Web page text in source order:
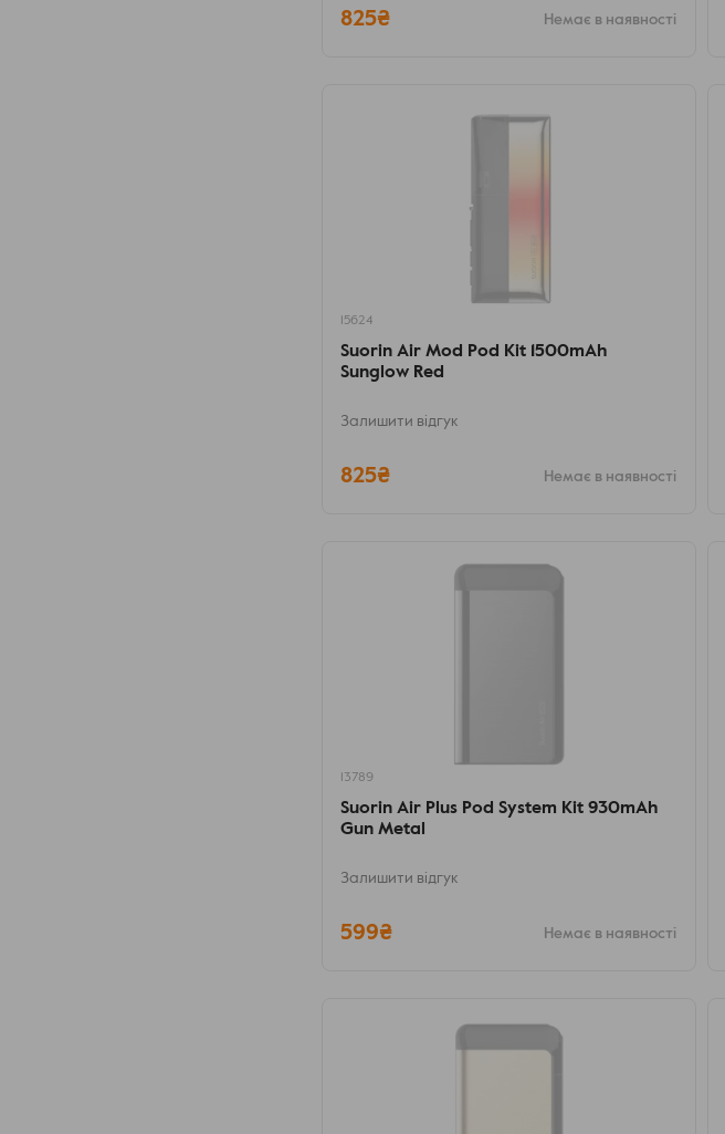
825₴ Немає в наявності
15624
Suorin Air Mod Pod Kit 1500mAh
Sunglow Red
Залишити відгук
825₴ Немає в наявності
13789
Suorin Air Plus Pod System Kit 930mAh
Gun Metal
Залишити відгук
599₴ Немає в наявності